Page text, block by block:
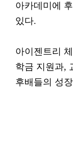
아카데미에
있다.
아이젠트리
학금 지원과,
후배들의 성